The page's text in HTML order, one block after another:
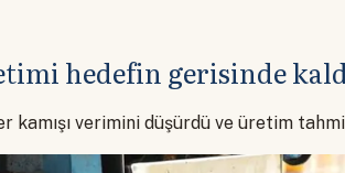
hedefin gerisinde
kamışı verimini düşürdü ve üretim